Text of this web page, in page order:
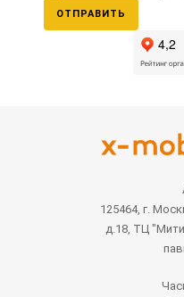
ОТПРАВИТЬ
125464, г.
д.18, ТЦ